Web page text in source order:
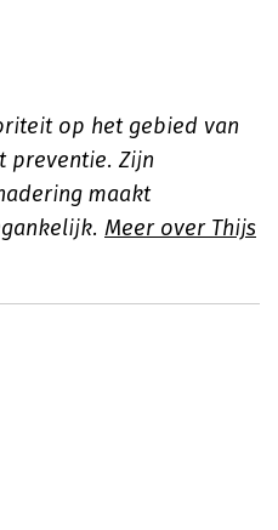
op het gebied van
preventie. Zijn
maakt
Meer over Thijs